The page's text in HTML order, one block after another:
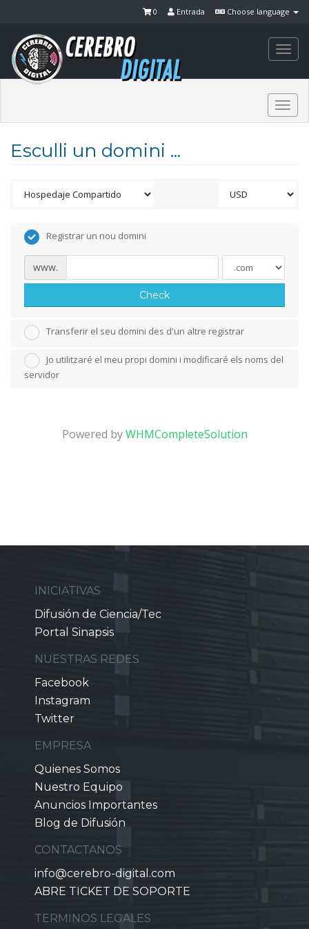
Choose language
Entrada
0
Esculli un domini ...
Registrar un nou domini
www.
Check
Transferir el seu domini des d'un altre registrar
Jo utilitzaré el meu propi domini i modificaré els noms del
servidor
Powered byWHMCompleteSolution
INICIATIVAS
Difusión de Ciencia/Tec
Portal Sinapsis
NUESTRAS REDES
Facebook
Instagram
Twitter
EMPRESA
Quienes Somos
Nuestro Equipo
Anuncios Importantes
Blog de Difusión
CONTACTANOS
info@cerebro-digital.com
ABRE TICKET DE SOPORTE
TERMINOS LEGALES